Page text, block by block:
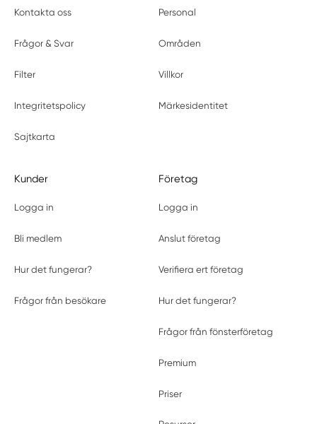
Kontakta oss Personal
Frågor & Svar Områden
Filter Villkor
Integritetspolicy Märkesidentitet
Sajtkarta
Kunder
Logga in
Bli medlem
Hur det fungerar?
Frågor från besökare
Företag
Logga in
Anslut företag
Verifiera ert företag
Hur det fungerar?
Frågor från fönsterföretag
Premium
Priser